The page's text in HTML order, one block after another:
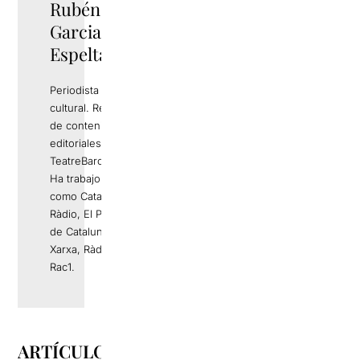
Rubén
Garcia
Espelta
Periodista y gestor
cultural. Responsable
de contenidos
editoriales de
TeatreBarcelona.com.
Ha trabajo en medios
como Catalunya
Ràdio, El Periódico
de Catalunya, La
Xarxa, Ràdio 4 o
Rac1.
ARTÍCULOS